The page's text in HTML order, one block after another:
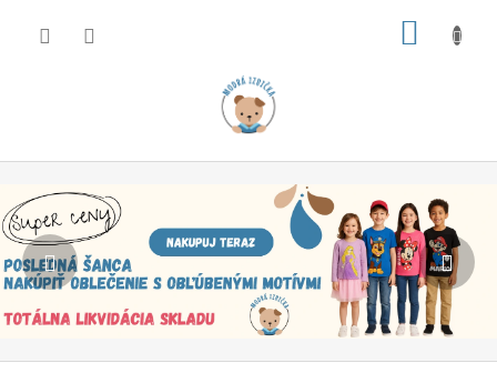
O
b
j
a
v
t
e
Predchádzajúce